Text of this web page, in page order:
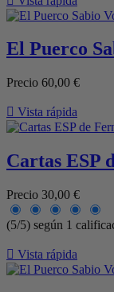
El Puerco
Precio 60,00 €
 Vista rápida
Cartas ESP
Precio 30,00 €
(5/5) según 1
 Vista rápida